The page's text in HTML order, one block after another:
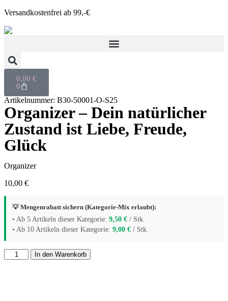
Versandkostenfrei ab 99,-€
0,00 €
0
Artikelnummer: B30-50001-O-S25
Organizer – Dein natürlicher
Zustand ist Liebe, Freude,
Glück
Organizer
10,00 €
💡 Mengenrabatt sichern (Kategorie-Mix erlaubt):
• Ab 5 Artikeln dieser Kategorie: 9,50 € / Stk.
• Ab 10 Artikeln dieser Kategorie: 9,00 € / Stk.
In den Warenkorb